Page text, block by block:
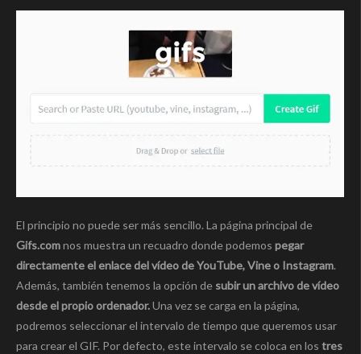
El principio no puede ser más sencillo. La página principal de
Gifs.comnos muestra un recuadro donde podemos pegar
directamente el enlace del vídeo de YouTube, Vine o Instagram.
Además, también tenemos la opción de subir un archivo de vídeo
desde el propio ordenador.Una vez se carga en la página,
podremos seleccionar el intervalo de tiempo que queremos usar
para crear el GIF. Por defecto, este intervalo se coloca en los tres